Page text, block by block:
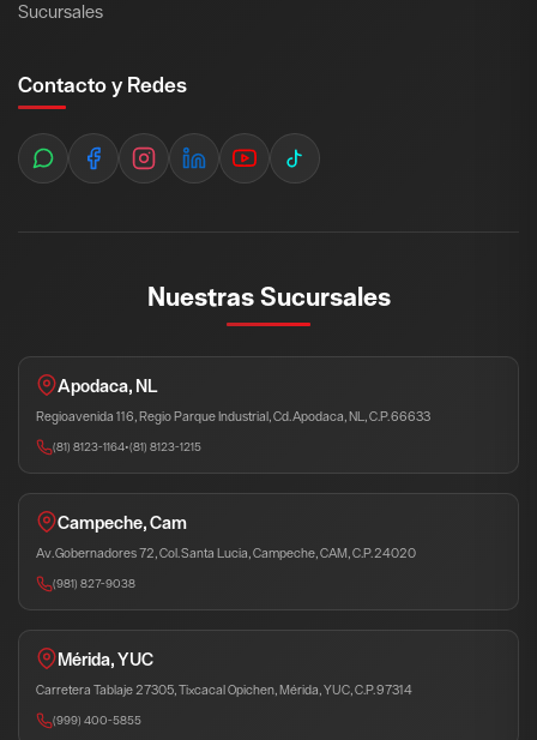
Sucursales
Contacto y Redes
Nuestras Sucursales
Apodaca, NL
Regioavenida 116, Regio Parque Industrial, Cd. Apodaca, NL, C.P. 66633
(81) 8123-1164•(81) 8123-1215
Campeche, Cam
Av. Gobernadores 72, Col. Santa Lucia, Campeche, CAM, C.P. 24020
(981) 827-9038
Mérida, YUC
Carretera Tablaje 27305, Tixcacal Opichen, Mérida, YUC, C.P. 97314
(999) 400-5855